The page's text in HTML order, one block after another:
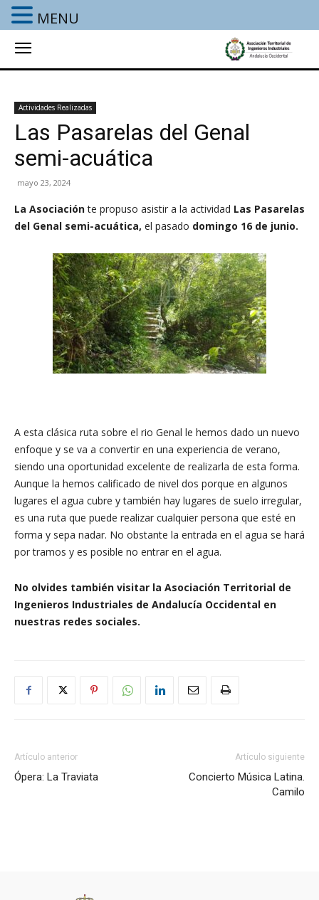
Actividades Realizadas
Las Pasarelas del Genal
semi-acuática
mayo 23, 2024
La Asociaciónte propuso asistir a la actividad Las Pasarelas
del Genal semi-acuática, el pasado domingo 16 de junio.
A esta clásica ruta sobre el rio Genal le hemos dado un nuevo
enfoque y se va a convertir en una experiencia de verano,
siendo una oportunidad excelente de realizarla de esta forma.
Aunque la hemos calificado de nivel dos porque en algunos
lugares el agua cubre y también hay lugares de suelo irregular,
es una ruta que puede realizar cualquier persona que esté en
forma y sepa nadar. No obstante la entrada en el agua se hará
por tramos y es posible no entrar en el agua.
No olvides también visitar la Asociación Territorial de
Ingenieros Industriales de Andalucía Occidental en
nuestras redes sociales.
Artículo anterior
Ópera: La Traviata
Artículo siguiente
Concierto Música Latina.
Camilo
MENU